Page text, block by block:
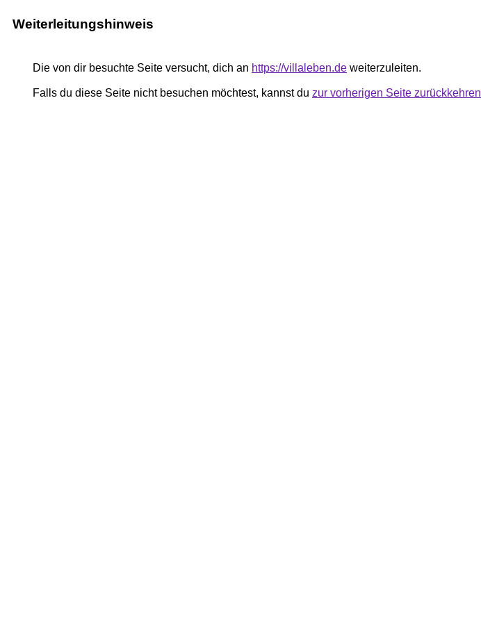
Weiterleitungshinweis
Die von dir besuchte Seite versucht, dich an https://villaleben.de weiterzuleiten.
Falls du diese Seite nicht besuchen möchtest, kannst du zur vorherigen Seite zurückkehren